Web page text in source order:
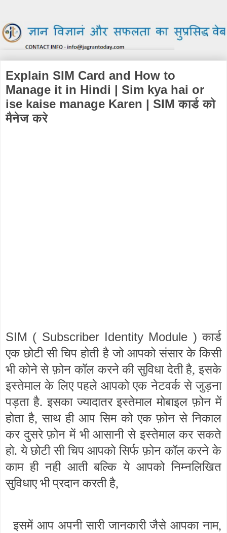
Explain SIM Card and How to
Manage it in Hindi | Sim kya hai or
ise kaise manage Karen | SIM कार्ड को
मैनेज करे
SIM ( Subscriber Identity Module ) कार्ड
एक छोटी सी चिप होती है जो आपको संसार के किसी
भी कोने से फ़ोन कॉल करने की सुविधा देती है, इसके
इस्तेमाल के लिए पहले आपको एक नेटवर्क से जुड़ना
पड़ता है. इसका ज्यादातर इस्तेमाल मोबाइल फ़ोन में
होता है, साथ ही आप सिम को एक फ़ोन से निकाल
कर दुसरे फ़ोन में भी आसानी से इस्तेमाल कर सकते
हो. ये छोटी सी चिप आपको सिर्फ फ़ोन कॉल करने के
काम ही नही आती बल्कि ये आपको निम्नलिखित
सुविधाए भी प्रदान करती है,
इसमें आप अपनी सारी जानकारी जैसे आपका नाम,